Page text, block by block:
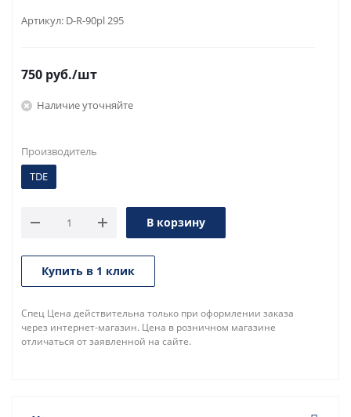
Артикул: D-R-90pl 295
750 руб./шт
Наличие уточняйте
Производитель
TDE
В корзину
Купить в 1 клик
Спец Цена действительна только при оформлении заказа
через интернет-магазин. Цена в розничном магазине
отличаться от заявленной на сайте.